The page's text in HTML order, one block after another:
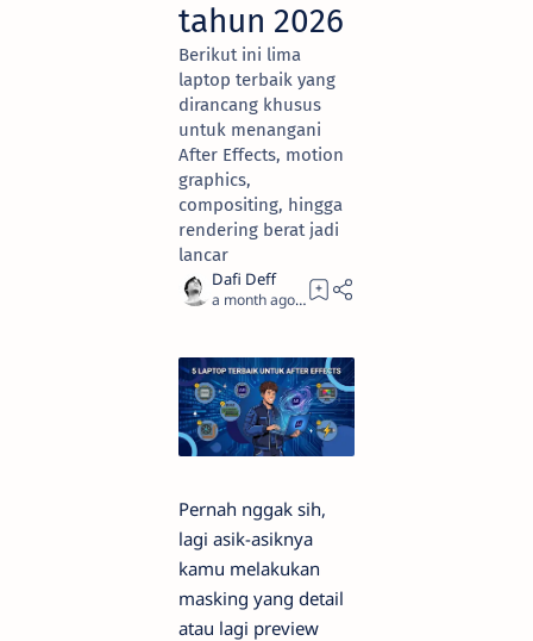
tahun 2026
Berikut ini lima
laptop terbaik yang
dirancang khusus
untuk menangani
After Effects, motion
graphics,
compositing, hingga
rendering berat jadi
lancar
a month ago13
Pernah nggak sih,
lagi asik-asiknya
kamu melakukan
masking yang detail
atau lagi preview